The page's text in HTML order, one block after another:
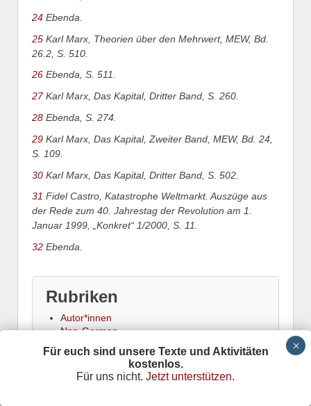
24 Ebenda.
25 Karl Marx, Theorien über den Mehrwert, MEW, Bd.
26.2, S. 510.
26 Ebenda, S. 511.
27Karl Marx, Das Kapital, Dritter Band, S. 260.
28 Ebenda, S. 274.
29 Karl Marx, Das Kapital, Zweiter Band, MEW, Bd. 24,
S. 109.
30 Karl Marx, Das Kapital, Dritter Band, S. 502.
31 Fidel Castro, Katastrophe Weltmarkt. Auszüge aus
der Rede zum 40. Jahrestag der Revolution am 1.
Januar 1999, „Konkret“ 1/2000, S. 11.
32 Ebenda.
Rubriken
Autor*innen
Non-German
Bücher
Medien
Für euch sind unsere Texte und Aktivitäten
kostenlos.
Für uns nicht. Jetzt unterstützen.